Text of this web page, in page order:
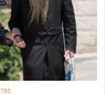
785